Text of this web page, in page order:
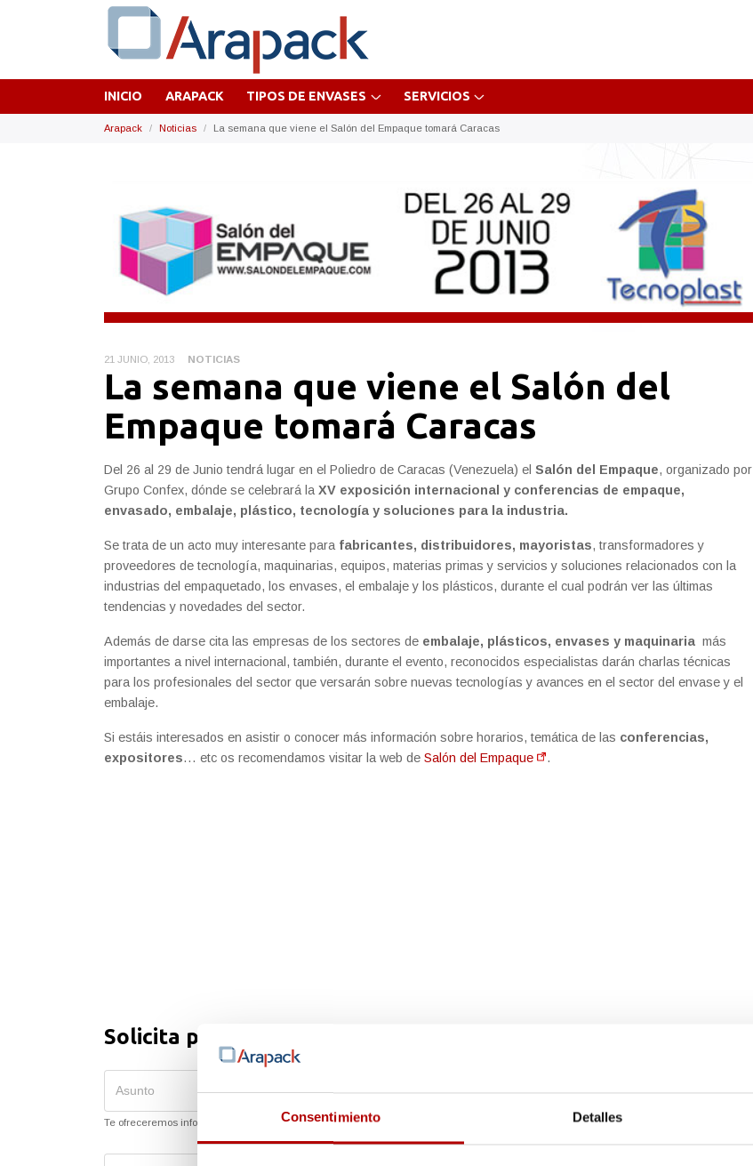
Consentimiento Detalles
INICIO ARAPACK TIPOS DE ENVASES SERVICIOS
Arapack Noticias La semana que viene el Salón del Empaque tomará Caracas
21 JUNIO, 2013 NOTICIAS
La semana que viene el Salón del
Empaque tomará Caracas
Del 26 al 29 de Junio tendrá lugar en el Poliedro de Caracas (Venezuela) el Salón del Empaque, organizado por
Grupo Confex, dónde se celebrará la XV exposición internacional y conferencias de empaque,
envasado, embalaje, plástico, tecnología y soluciones para la industria.
Se trata de un acto muy interesante para fabricantes, distribuidores, mayoristas, transformadores y
proveedores de tecnología, maquinarias, equipos, materias primas y servicios y soluciones relacionados con la
industrias del empaquetado, los envases, el embalaje y los plásticos, durante el cual podrán ver las últimas
tendencias y novedades del sector.
Además de darse cita las empresas de los sectores de embalaje, plásticos, envases y maquinaria más
importantes a nivel internacional, también, durante el evento, reconocidos especialistas darán charlas técnicas
para los profesionales del sector que versarán sobre nuevas tecnologías y avances en el sector del envase y el
embalaje.
Si estáis interesados en asistir o conocer más información sobre horarios, temática de las conferencias,
expositores… etc os recomendamos visitar la web de Salón del Empaque .
Solicita presupuesto o más información
Te ofreceremos información sobre este asunto en concreto.